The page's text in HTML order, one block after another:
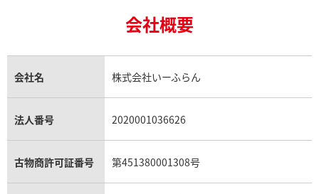
金貨買取
貴金属買取
銀・シルバー買取
パラジウム買取
トパーズ買取
タンザナイト買取
キャッツアイ買取
アクアマリン買取
ロレックス エクスプローラー買取
ロレックス デイトジャスト買取
パテック フィリップノーチラス買取
ヴァシュロン・コンスタンタン買取
オメガ買取
シャネル マトラッセ買取
セリーヌ買取
プラダ買取
ヴァンクリーフ＆アーペル買取
ショーメ買取
ダミアーニ買取
モーブッサン買取
会社概要
会社名 株式会社いーふらん
法人番号 2020001036626
古物商許可証番号 第451380001308号